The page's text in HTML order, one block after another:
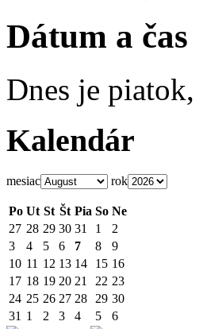
Dátum a čas
Dnes je piatok,
Kalendár
mesiac rok
Po Ut St Št Pia So Ne
27 28 29 30 31 1
2
3
4 5 6 7 8
9
10 11 12 13 14 15 16
17 18 19 20 21 22 23
24 25 26 27 28 29 30
31 1 2 3 4 5 6